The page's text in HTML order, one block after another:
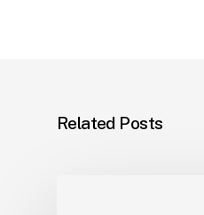
Related Posts